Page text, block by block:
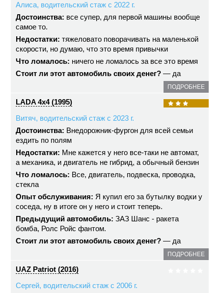
Алиса, водительский стаж с 2022 г.
Достоинства: все супер, для первой машины вообще
самое то.
Недостатки: тяжеловато поворачивать на маленькой
скорости, но думаю, что это время привычки
Что ломалось: ничего не ломалось за все это время
Стоит ли этот автомобиль своих денег? — да
ПОДРОБНЕЕ
LADA 4x4 (1995)
Витяч, водительский стаж с 2023 г.
Достоинства: Внедорожник-фургон для всей семьи
ездить по полям
Недостатки: Мне кажется у него все-таки не автомат,
а механика, и двигатель не гибрид, а обычный бензин
Что ломалось: Все, двигатель, подвеска, проводка,
стекла
Опыт обслуживания: Я купил его за бутылку водки у
соседа, ну в итоге он у него и стоит теперь.
Предыдущий автомобиль: ЗАЗ Шанс - ракета
бомба, Ролс Ройс фантом.
Стоит ли этот автомобиль своих денег? — да
ПОДРОБНЕЕ
UAZ Patriot (2016)
Сергей, водительский стаж с 2006 г.